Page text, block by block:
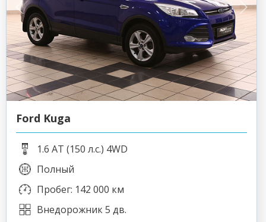
Ford Kuga
1.6 AT (150 л.с.) 4WD
Полный
Пробег: 142 000 км
Внедорожник 5 дв.